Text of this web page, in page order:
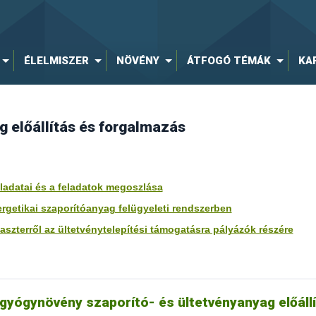
ÉLELMISZER NÖVÉNY ÁTFOGÓ TÉMÁK
előállítás és forgalmazás
és a feladatok megoszlása
szaporítóanyag felügyeleti rendszerben
az ültetvénytelepítési támogatásra pályázók részére
szaporító- és ültetvényanyag
forgalmazással kapcsolatos tevékenységek
és forgalmazásával kapcsolatos tevékenységek éves
törzsültetvény fenntartás, illetve a nyilvántartott adatokban
forgalmazók nyilvántartásba vétele
igazolás megadása